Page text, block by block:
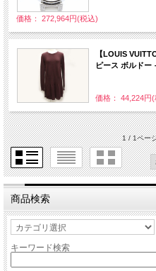
価格： 272,964円(税込)
【LOUIS
ピース ボルドー
価格： 44,224円(
1 / 1ペー
商品検索
キーワード検索